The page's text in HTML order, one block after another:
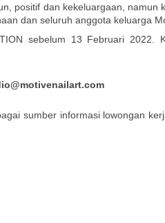
positif dan kekeluargaan, namun
dan seluruh anggota keluarga
sebelum 13 Februari 2022.
sumber informasi lowongan